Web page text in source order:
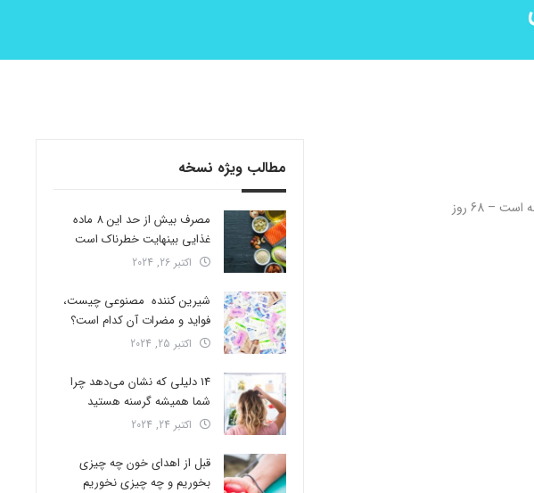
روز دویست و دوازدهم بارداری – الان هفته ی 30 ام و روز دوم چرخه است – 68 روز
مطالب ویژه نسخه
مصرف بیش از حد این 8 ماده
غذایی بینهایت خطرناک است
اکتبر 26, 2024
شیرین کننده مصنوعی چیست،
فواید و مضرات آن کدام است؟
اکتبر 25, 2024
14 دلیلی که نشان می‌دهد چرا
شما همیشه گرسنه هستید
اکتبر 24, 2024
قبل از اهدای خون چه چیزی
بخوریم و چه چیزی نخوریم